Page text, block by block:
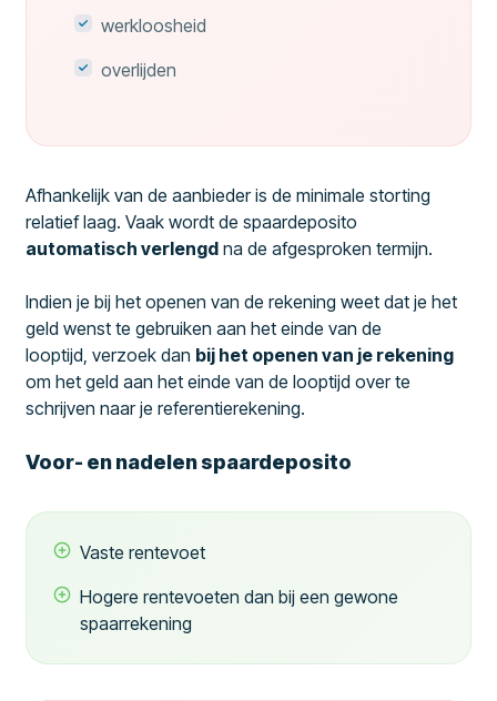
werkloosheid
overlijden
Afhankelijk van de aanbieder is de minimale storting
relatief laag. Vaak wordt de spaardeposito
automatisch verlengd na de afgesproken termijn.
Indien je bij het openen van de rekening weet dat je het
geld wenst te gebruiken aan het einde van de
looptijd, verzoek dan bij het openen van je rekening
om het geld aan het einde van de looptijd over te
schrijven naar je referentierekening.
Voor- en nadelen spaardeposito
Vaste rentevoet
Hogere rentevoeten dan bij een gewone
spaarrekening